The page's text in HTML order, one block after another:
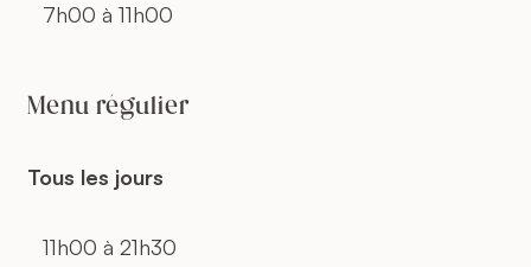
7h00 à 11h00
Menu régulier
Tous les jours
11h00 à 21h30